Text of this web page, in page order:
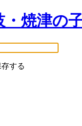
焼津の
する